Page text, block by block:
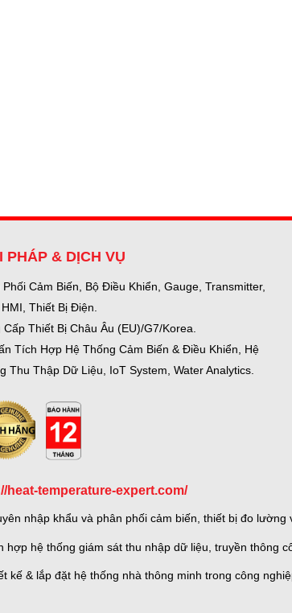
PHÁP & DỊCH VỤ
Phối Cảm Biến, Bộ Điều Khiển, Gauge, Transmitter,
HMI, Thiết Bị Điện.
Cấp Thiết Bị Châu Âu (EU)/G7/Korea.
Tích Hợp Hệ Thống Cảm Biến & Điều Khiển, Hệ
Thu Thập Dữ Liệu, IoT System, Water Analytics.
heat-temperature-expert.com/
nhập khẩu và phân phối cảm biến, thiết bị đo lường
hợp hệ thống giám sát thu nhập dữ liệu, truyền thông
kế & lắp đặt hệ thống nhà thông minh trong công